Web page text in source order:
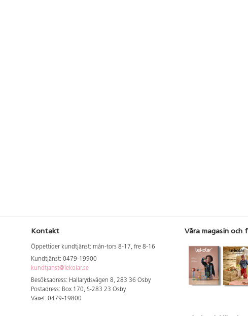
Kontakt
Öppettider kundtjänst: mån-tors 8-17, fre 8-16
Kundtjänst: 0479-19900
kundtjanst@lekolar.se
Besöksadress: Hallarydsvägen 8, 283 36 Osby
Postadress: Box 170, S-283 23 Osby
Växel: 0479-19800
Våra magasin och